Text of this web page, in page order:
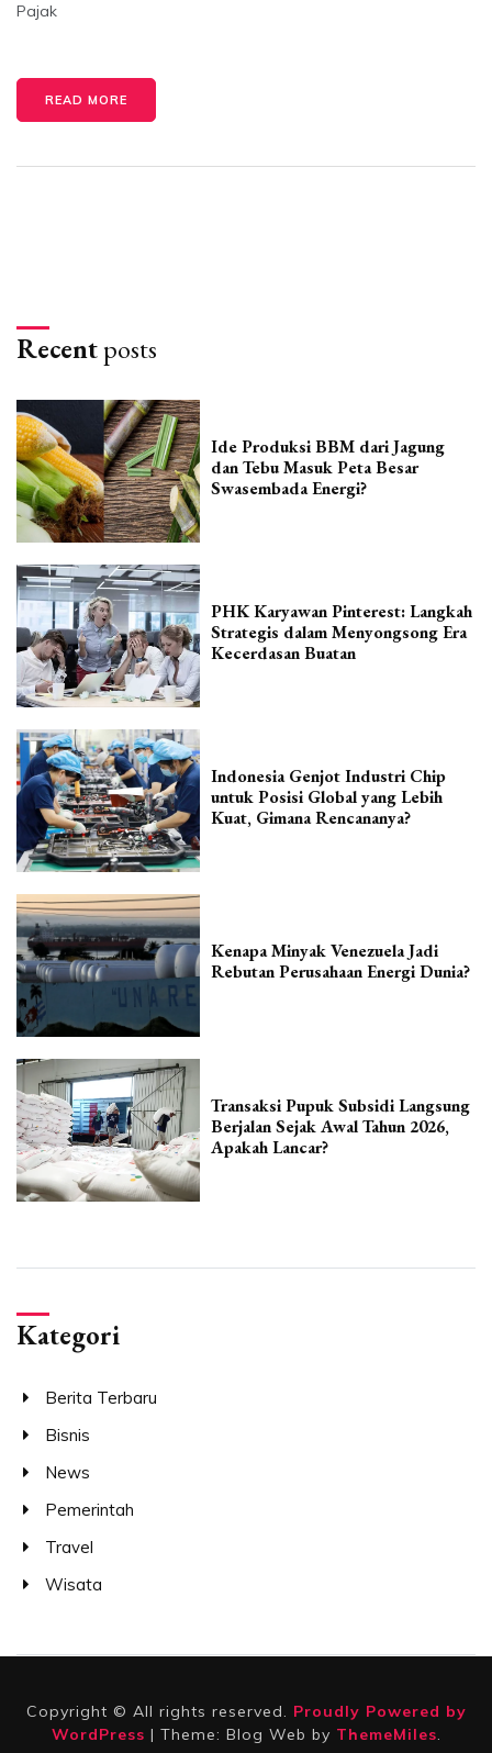
Pajak
READ MORE
Recentposts
Ide Produksi BBM dari Jagung
dan Tebu Masuk Peta Besar
Swasembada Energi?
PHK Karyawan Pinterest: Langkah
Strategis dalam Menyongsong Era
Kecerdasan Buatan
Indonesia Genjot Industri Chip
untuk Posisi Global yang Lebih
Kuat, Gimana Rencananya?
Kenapa Minyak Venezuela Jadi
Rebutan Perusahaan Energi Dunia?
Transaksi Pupuk Subsidi Langsung
Berjalan Sejak Awal Tahun 2026,
Apakah Lancar?
Kategori
Berita Terbaru
Bisnis
News
Pemerintah
Travel
Wisata
Copyright © All rights reserved. Proudly Powered by
WordPress | Theme: Blog Web by ThemeMiles.